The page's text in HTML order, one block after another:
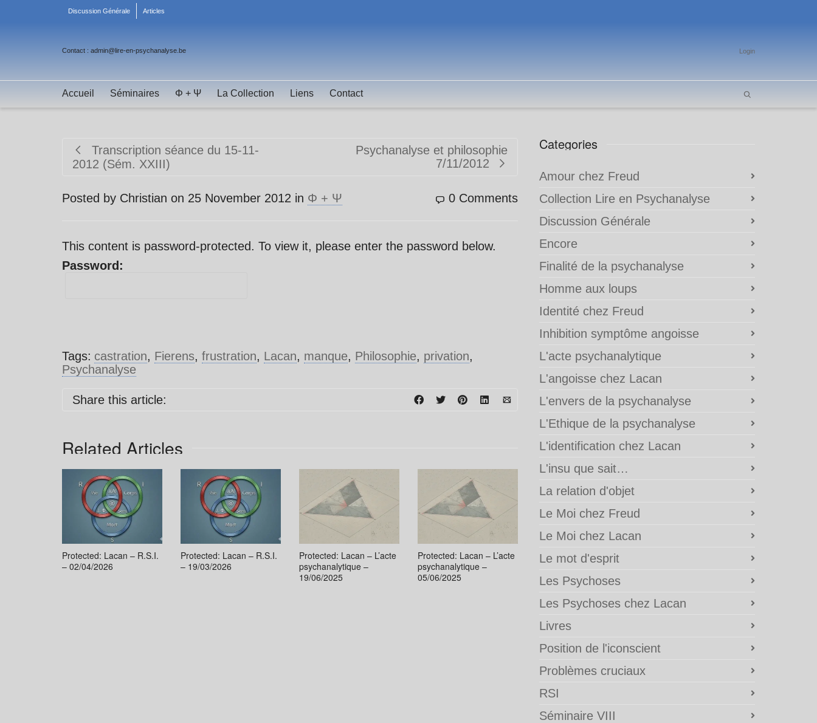
Discussion Générale Articles
Contact : admin@lire-en-psychanalyse.be Login
Accueil Séminaires Φ + Ψ La Collection Liens Contact
Transcription séance du 15-11-
2012 (Sém. XXIII)
Psychanalyse et philosophie
7/11/2012
Posted by Christian on 25 November 2012 in Φ + Ψ 0 Comments
This content is password-protected. To view it, please enter the password below.
Password:
Tags: castration, Fierens, frustration, Lacan, manque, Philosophie, privation,
Psychanalyse
Share this article:
Related Articles
Protected: Lacan – R.S.I.
– 02/04/2026
Protected: Lacan – R.S.I.
– 19/03/2026
Protected: Lacan – L’acte
psychanalytique –
19/06/2025
Protected: Lacan – L’acte
psychanalytique –
05/06/2025
Categories
Amour chez Freud
Collection Lire en Psychanalyse
Discussion Générale
Encore
Finalité de la psychanalyse
Homme aux loups
Identité chez Freud
Inhibition symptôme angoisse
L'acte psychanalytique
L'angoisse chez Lacan
L'envers de la psychanalyse
L'Ethique de la psychanalyse
L'identification chez Lacan
L'insu que sait…
La relation d'objet
Le Moi chez Freud
Le Moi chez Lacan
Le mot d'esprit
Les Psychoses
Les Psychoses chez Lacan
Livres
Position de l'iconscient
Problèmes cruciaux
RSI
Séminaire VIII